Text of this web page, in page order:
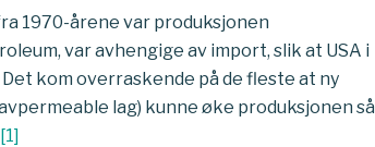
1970-årene var produksjonen
var avhengige av import, slik at USA i
kom overraskende på de fleste at ny
lag) kunne øke produksjonen så
[1]